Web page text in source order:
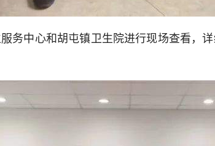
中心和胡屯镇卫生院进行现场查看，